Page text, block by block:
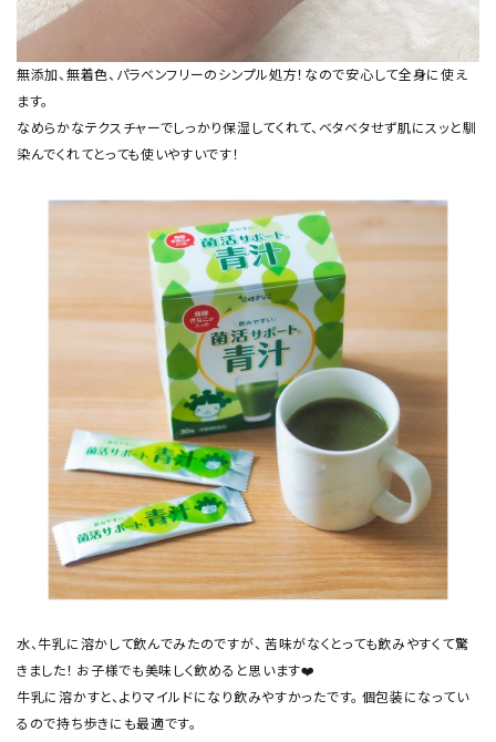
無添加、無着色、パラベンフリーのシンプル処方！なので安心して全身に使え
ます。
なめらかなテクスチャーでしっかり保湿してくれて、ベタベタせず肌にスッと馴
染んでくれてとっても使いやすいです！
水、牛乳に溶かして飲んでみたのですが、 苦味がなくとっても飲みやすくて驚
きました！ お子様でも美味しく飲めると思います❤️
牛乳に溶かすと、よりマイルドになり飲みやすかったです。 個包装になってい
るので持ち歩きにも最適です。